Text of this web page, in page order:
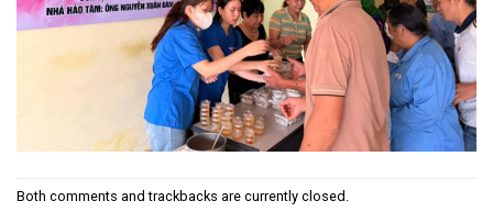
Both comments and trackbacks are currently closed.